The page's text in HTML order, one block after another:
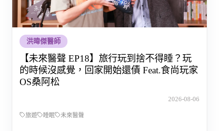
洪暐傑醫師
【未來醫聲 EP18】旅行玩到捨不得睡？玩
的時候沒感覺，回家開始還債 Feat.食尚玩家
OS桑阿松
2026-08-06
旅遊 睡眠 未來醫聲